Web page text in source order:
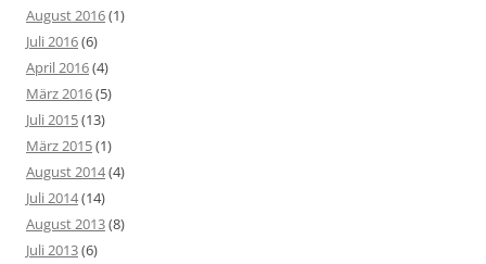
August 2016(1)
Juli 2016(6)
April 2016(4)
März 2016(5)
Juli 2015(13)
März 2015(1)
August 2014(4)
Juli 2014(14)
August 2013(8)
Juli 2013(6)